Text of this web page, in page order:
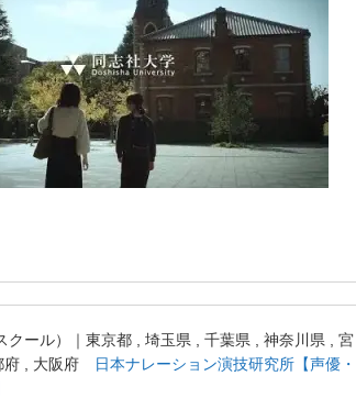
クール）｜東京都 , 埼玉県 , 千葉県 , 神奈川県 , 宮
府 , 大阪府
日本ナレーション演技研究所【声優・